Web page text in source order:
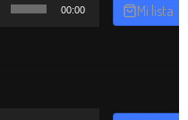
00:00 Mi lista